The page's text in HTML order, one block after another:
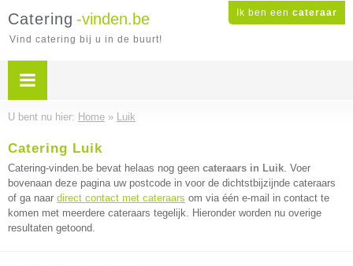
Ik ben een cateraar
Catering -vinden.be
Vind catering bij u in de buurt!
U bent nu hier: Home » Luik
Catering Luik
Catering-vinden.be bevat helaas nog geen cateraars in Luik. Voer
bovenaan deze pagina uw postcode in voor de dichtstbijzijnde cateraars
of ga naar direct contact met cateraars om via één e-mail in contact te
komen met meerdere cateraars tegelijk. Hieronder worden nu overige
resultaten getoond.